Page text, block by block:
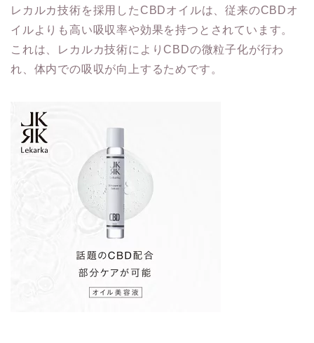
レカルカ技術を採用したCBDオイルは、従来のCBDオ
イルよりも高い吸収率や効果を持つとされています。
これは、レカルカ技術によりCBDの微粒子化が行わ
れ、体内での吸収が向上するためです。